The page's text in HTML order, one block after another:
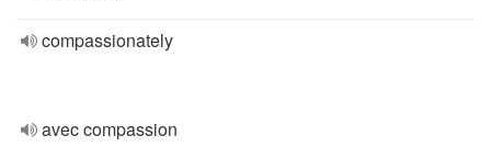
compassionately
avec compassion